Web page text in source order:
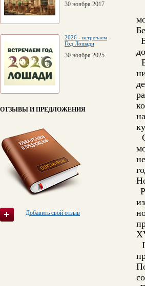
30 ноября 2017
2026 - встречаем
Год Лошади
30 ноября 2025
ОТЗЫВЫ И ПРЕДЛОЖЕНИЯ
Добавить свой отзыв